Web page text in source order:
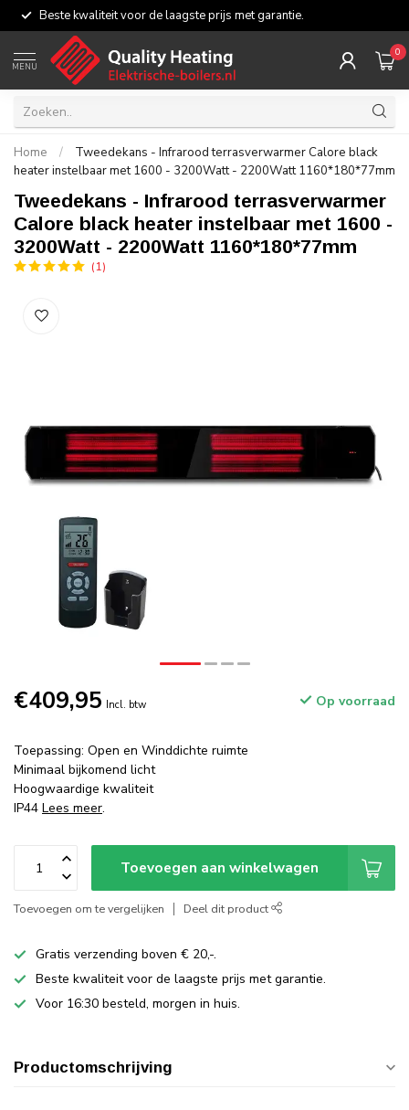
Beste kwaliteit voor de laagste prijs met garantie.
MENU
0
Home /
Tweedekans - Infrarood terrasverwarmer Calore black
heater instelbaar met 1600 - 3200Watt - 2200Watt 1160*180*77mm
Tweedekans - Infrarood terrasverwarmer
Calore black heater instelbaar met 1600 -
3200Watt - 2200Watt 1160*180*77mm
(1)
€409,95 Incl. btw Op voorraad
Toepassing: Open en Winddichte ruimte
Minimaal bijkomend licht
Hoogwaardige kwaliteit
IP44 Lees meer.
Toevoegen aan winkelwagen
Toevoegen om te vergelijken Deel dit product
Gratis verzending boven € 20,-.
Beste kwaliteit voor de laagste prijs met garantie.
Voor 16:30 besteld, morgen in huis.
Productomschrijving